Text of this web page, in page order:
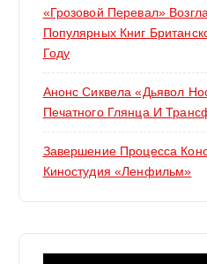
«Грозовой Перевал»
Популярных Книг
Году
Анонс Сиквела «Дьявол
Печатного Глянца И
Завершение Процесса
Киностудия «Ленфильм»